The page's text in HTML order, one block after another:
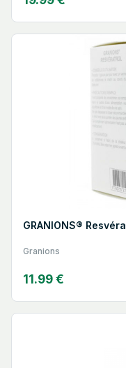
GRANIONS®
Granions
11.99 €